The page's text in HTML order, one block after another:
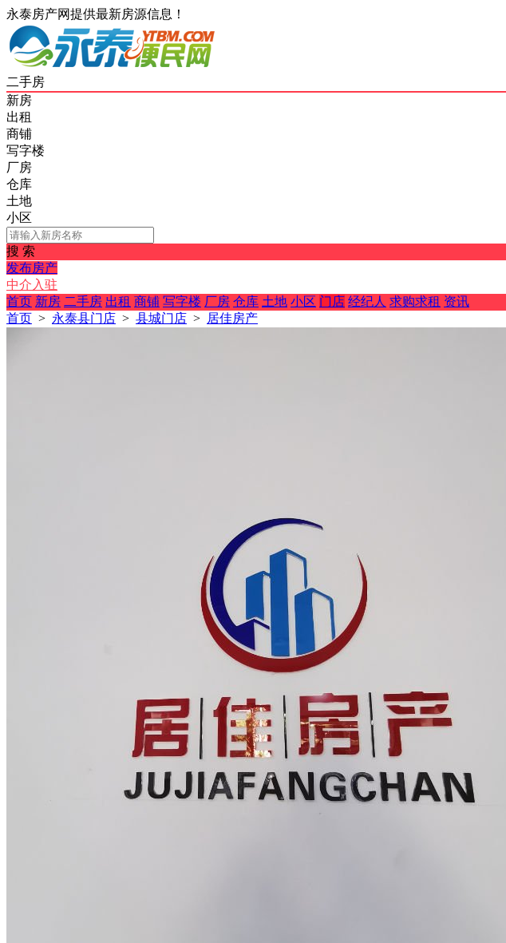
永泰房产网提供最新房源信息！
二手房
新房
出租
商铺
写字楼
厂房
仓库
土地
小区
搜 索
发布房产
中介入驻
首页 新房 二手房 出租 商铺 写字楼 厂房 仓库 土地 小区 门店 经纪人 求购求租 资讯
首页 > 永泰县门店 > 县城门店 > 居佳房产